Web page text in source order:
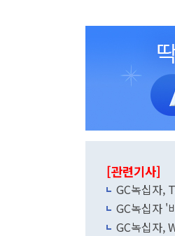
[관련기사]
GC녹십자,
GC녹십자 '
GC녹십자,